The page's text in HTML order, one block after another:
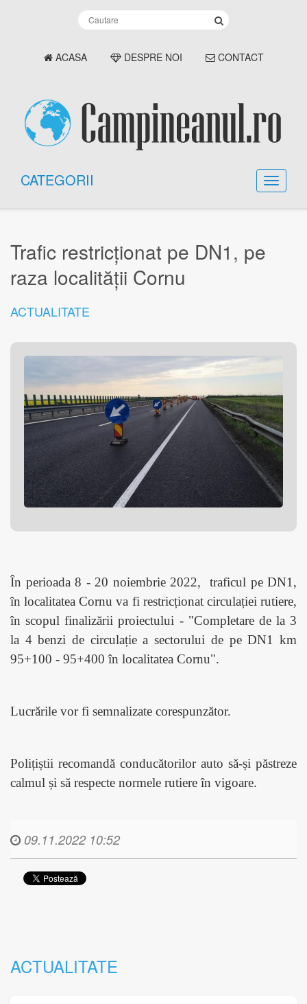
ACASA DESPRE NOI CONTACT
CATEGORII
Trafic restricționat pe DN1, pe
raza localității Cornu
ACTUALITATE
În perioada 8 - 20 noiembrie 2022,
traficul pe DN1,
în localitatea Cornu va fi restricționat circulației rutiere,
în scopul finalizării proiectului - "Completare de la 3
la 4 benzi de circulație a sectorului de pe DN1 km
95+100 - 95+400 în localitatea Cornu".
Lucrările vor fi semnalizate corespunzător.
Polițiștii recomandă conducătorilor auto să-și păstreze
calmul și să respecte normele rutiere în vigoare.
09.11.2022 10:52
ACTUALITATE